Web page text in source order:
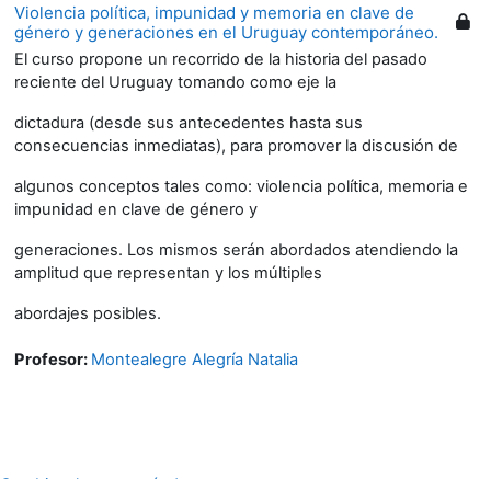
Violencia política, impunidad y memoria en clave de
género y generaciones en el Uruguay contemporáneo.
El curso propone un recorrido de la historia del pasado
reciente del Uruguay tomando como eje la
dictadura (desde sus antecedentes hasta sus
consecuencias inmediatas), para promover la discusión de
algunos conceptos tales como: violencia política, memoria e
impunidad en clave de género y
generaciones. Los mismos serán abordados atendiendo la
amplitud que representan y los múltiples
abordajes posibles.
Profesor: Montealegre Alegría Natalia